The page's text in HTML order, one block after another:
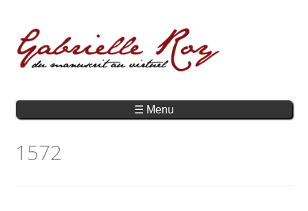
☰ Menu
1572